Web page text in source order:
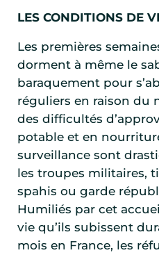
LES CONDITIONS DE
Les premières
dorment à même le
baraquement pour
réguliers en raison du
des difficultés
potable et en
surveillance sont
les troupes militaires,
spahis ou garde
Humiliés par cet
vie qu’ils subissent
mois en France, les